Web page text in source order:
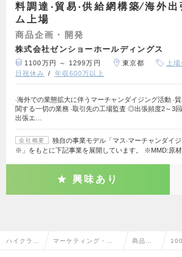
料調達‧貿易‧供給網構築∕海外出
ム上場
商品企画・開発
株式会社ゼンショーホールディングス
1100万円 ～ 1299万円 東京都 上
日祝休み
年収600万以上
‧海外での業態拡大に伴うマーチャンダイジング活動 ‧
関する一切の業務 ‧取引先の工場監査 ◎出張頻度2～3回
出張エ…
会社概要
独自の事業モデル「マス‧マーチャンダイ
※」をもとに下記事業を展開しています。 ※MMD:原
興味あり
ハイクラス マーケティング・販 商品企